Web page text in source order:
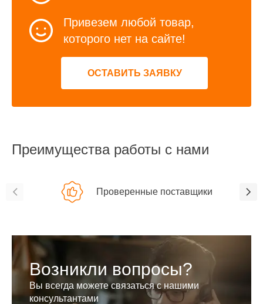
Привезем любой товар,
которого нет на сайте!
ОСТАВИТЬ ЗАЯВКУ
Преимущества работы с нами
Проверенные поставщики
Возникли вопросы?
Вы всегда можете связаться с нашими
консультантами